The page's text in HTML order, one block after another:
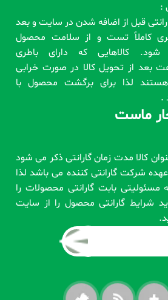
:
قبل از اضافه شدن در سایت و بعد
کاملاً تست و از سلامت محصول
کالاهایی که دارای باطری
هستند 72 ساعت بعد از تحویل کالا در صورت خرابی
لذا برای برگشت محصول با
.
ماست
کالا مدت زمان گارانتی ذکر می شود
شرکت گارانتی کننده می باشد لذا
مسئولیتی بابت گارانتی محصولات را
شرایط گارانتی محصول را از سایت